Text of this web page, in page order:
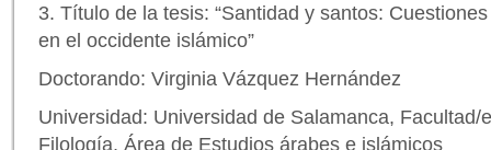
3. Título de la tesis: “Santidad y santos:
en el occidente islámico”
Doctorando: Virginia Vázquez Hernández
Universidad: Universidad de Salamanca, Facultad/
Filología, Área de Estudios árabes e islámicos